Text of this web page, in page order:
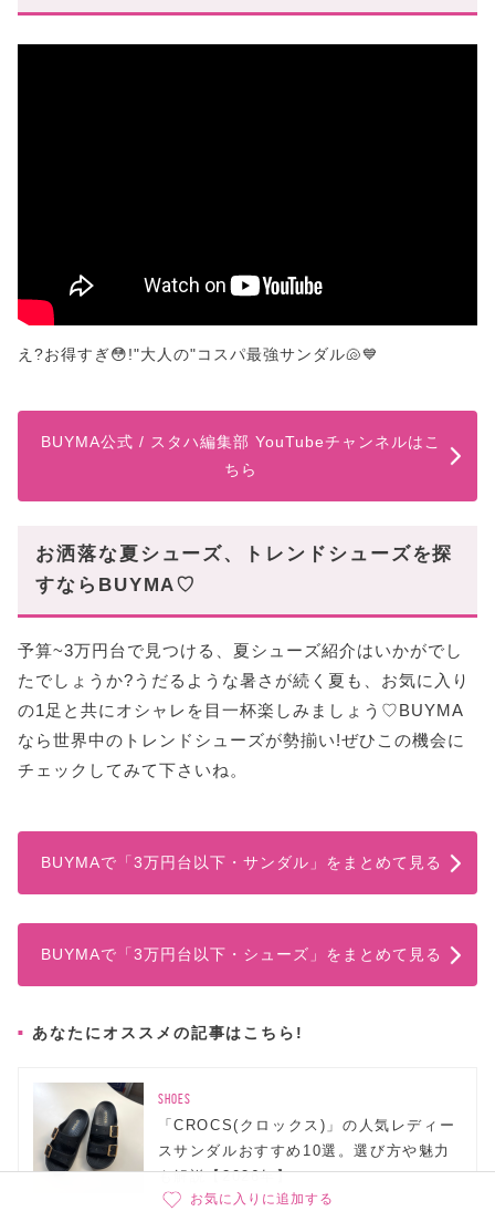
え?お得すぎ😳!"大人の"コスパ最強サンダル🐚💙
BUYMA公式 / スタハ編集部 YouTubeチャンネルはこ
ちら
お洒落な夏シューズ、トレンドシューズを探
すならBUYMA♡
予算~3万円台で見つける、夏シューズ紹介はいかがでし
たでしょうか?うだるような暑さが続く夏も、お気に入り
の1足と共にオシャレを目一杯楽しみましょう♡BUYMA
なら世界中のトレンドシューズが勢揃い!ぜひこの機会に
チェックしてみて下さいね。
BUYMAで「3万円台以下・サンダル」をまとめて見る
BUYMAで「3万円台以下・シューズ」をまとめて見る
あなたにオススメの記事はこちら!
SHOES
「CROCS(クロックス)」の人気レディー
スサンダルおすすめ10選。選び方や魅力
も解説【2026年】
お気に入りに追加する